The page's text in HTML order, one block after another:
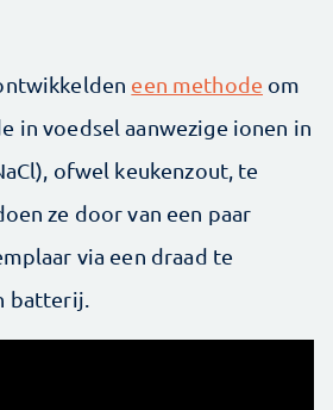
een methode om
in voedsel aanwezige ionen in
ofwel keukenzout, te
ze door van een paar
via een draad te
batterij.